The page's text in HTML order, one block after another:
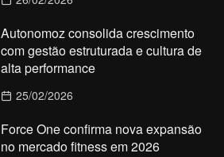
Autonomoz consolida crescimento
com gestão estruturada e cultura de
alta performance
25/02/2026
Force One confirma nova expansão
no mercado fitness em 2026